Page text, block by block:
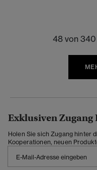
48 von
Exklusiven Zugang
Holen Sie sich Zugang hinter
Kooperationen, neuen